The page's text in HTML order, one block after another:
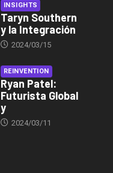
INSIGHTS
Taryn Southern
y la Integración
2024/03/15
REINVENTION
Ryan Patel:
Futurista Global
y
2024/03/11